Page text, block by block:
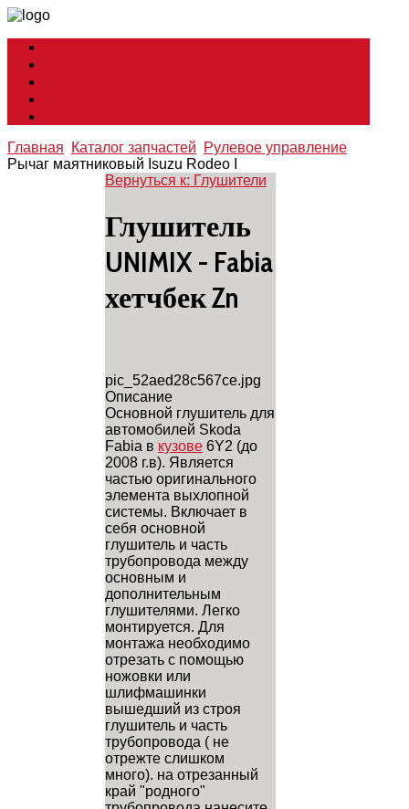
Главная Каталог запчастей
Рулевое управление
Рычаг маятниковый Isuzu Rodeo I
Вернуться к: Глушители
Глушитель
UNIMIX - Fabia
хетчбек Zn
pic_52aed28c567ce.jpg
Описание
Основной глушитель для
автомобилей Skoda
Fabia в кузове6Y2 (до
2008 г.в). Является
частью оригинального
элемента выхлопной
системы. Включает в
себя основной
глушитель и часть
трубопровода между
основным и
дополнительным
глушителями. Легко
монтируется. Для
монтажа необходимо
отрезать с помощью
ножовки или
шлифмашинки
вышедший из строя
глушитель и часть
трубопровода ( не
отрежте слишком
много). на отрезанный
край "родного"